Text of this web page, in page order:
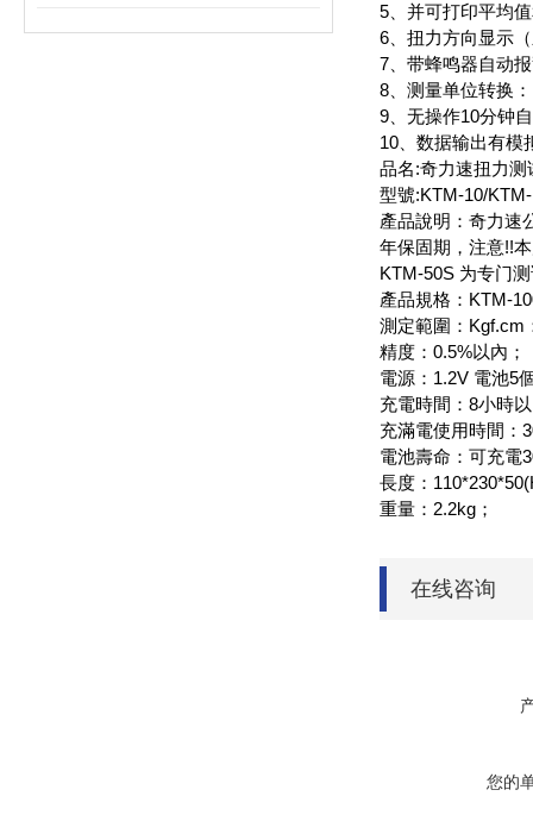
5、并可打印平均
6、扭力方向显示
7、带蜂鸣器自动
8、测量单位转
9、无操作10分钟
10、数据输出有模
品名:奇力速扭力测
型號:KTM-10/
產品說明：奇力速
年保固期，注意!!
KTM-50S 为专门
產品規格：KTM-
測定範圍：Kgf.cm
精度：0.5%以內；
電源：1.2V 電池5
充電時間：8小時
充滿電使用時間：
電池壽命：可充電
長度：
重量：2.2kg；
在线咨询
您的